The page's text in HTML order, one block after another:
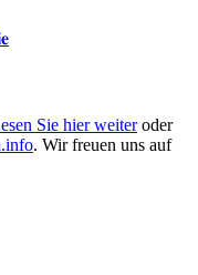
Sie hier weiteroder
. Wir freuen uns auf